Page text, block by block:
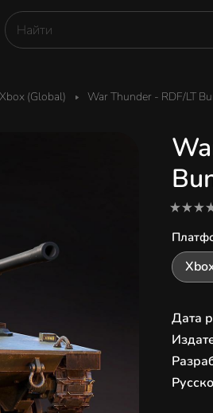
(Global) War Thunder - RDF/LT
Дата